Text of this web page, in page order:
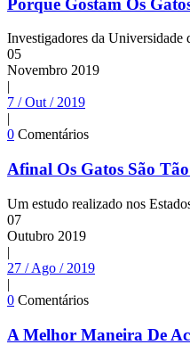
Investigadores da Universidade
05
Novembro 2019
|
7 / Out / 2019
|
0 Comentários
Afinal Os Gatos São
Um estudo realizado nos
07
Outubro 2019
|
27 / Ago / 2019
|
0 Comentários
A Melhor Maneira De